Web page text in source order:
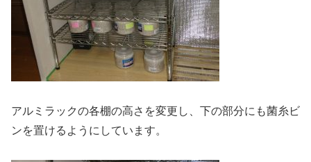
アルミラックの各棚の高さを変更し、下の部分にも菌糸ビ
ンを置けるようにしています。